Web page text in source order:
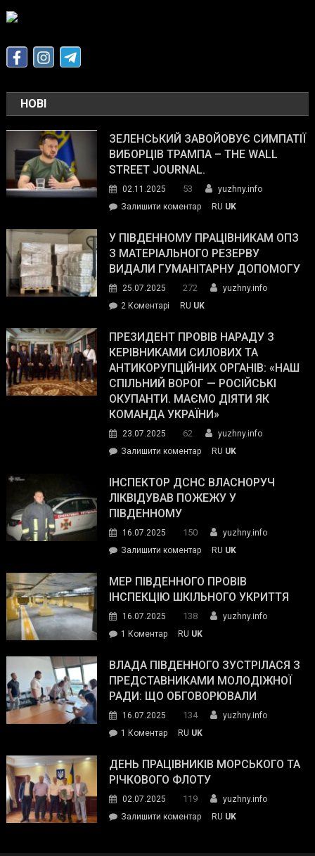
НОВІ
ЗЕЛЕНСЬКИЙ ЗАВОЙОВУЄ СИМПАТІЇ
ВИБОРЦІВ ТРАМПА – THE WALL
STREET JOURNAL.
02.11.2025 53
yuzhny.info
Залишити коментарon
завойовує
симпатії
виборців
The
Street
Journal.
RU UK
У ПІВДЕННОМУ ПРАЦІВНИКАМ ОПЗ
З МАТЕРІАЛЬНОГО РЕЗЕРВУ
ВИДАЛИ ГУМАНІТАРНУ ДОПОМОГУ
25.07.2025 272
yuzhny.info
2 Коментарі
Південному
працівникам
ОПЗ
з
матеріального
резерву
гуманітарну
допомогу
RU UK
ПРЕЗИДЕНТ ПРОВІВ НАРАДУ З
КЕРІВНИКАМИ СИЛОВИХ ТА
АНТИКОРУПЦІЙНИХ ОРГАНІВ: «НАШ
СПІЛЬНИЙ ВОРОГ — РОСІЙСЬКІ
ОКУПАНТИ. МАЄМО ДІЯТИ ЯК
КОМАНДА УКРАЇНИ»
23.07.2025 62
yuzhny.info
Залишити коментарon
провів
нараду
силових
та
органів:
«Наш
спільний
окупанти.
Маємо
діяти
команда
RU UK
ІНСПЕКТОР ДСНС ВЛАСНОРУЧ
ЛІКВІДУВАВ ПОЖЕЖУ У
ПІВДЕННОМУ
16.07.2025 150
yuzhny.info
Залишити коментарon
ДСНС
власноруч
пожежу
у
RU UK
МЕР ПІВДЕННОГО ПРОВІВ
ІНСПЕКЦІЮ ШКІЛЬНОГО УКРИТТЯ
16.07.2025 138
yuzhny.info
1 Коментардо
Південного
провів
інспекцію
укриття
RU UK
ВЛАДА ПІВДЕННОГО ЗУСТРІЛАСЯ З
ПРЕДСТАВНИКАМИ МОЛОДІЖНОЇ
РАДИ: ЩО ОБГОВОРЮВАЛИ
16.07.2025 134
yuzhny.info
1 Коментардо
Південного
зустрілася
представниками
молодіжної
RU UK
ДЕНЬ ПРАЦІВНИКІВ МОРСЬКОГО ТА
РІЧКОВОГО ФЛОТУ
02.07.2025 119
yuzhny.info
Залишити коментарon
RU UK